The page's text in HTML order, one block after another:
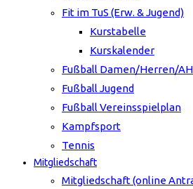
Fit im TuS (Erw. & Jugend)
Kurstabelle
Kurskalender
Fußball Damen/Herren/AH
Fußball Jugend
Fußball Vereinsspielplan
Kampfsport
Tennis
Mitgliedschaft
Mitgliedschaft (online